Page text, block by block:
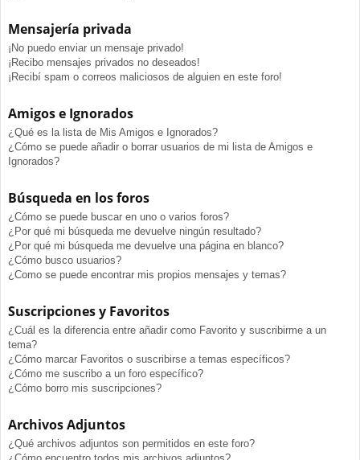
Mensajería privada
¡No puedo enviar un mensaje privado!
¡Recibo mensajes privados no deseados!
¡Recibí spam o correos maliciosos de alguien en este foro!
Amigos e Ignorados
¿Qué es la lista de Mis Amigos e Ignorados?
¿Cómo se puede añadir o borrar usuarios de mi lista de Amigos e
Ignorados?
Búsqueda en los foros
¿Cómo se puede buscar en uno o varios foros?
¿Por qué mi búsqueda me devuelve ningún resultado?
¿Por qué mi búsqueda me devuelve una página en blanco?
¿Cómo busco usuarios?
¿Como se puede encontrar mis propios mensajes y temas?
Suscripciones y Favoritos
¿Cuál es la diferencia entre añadir como Favorito y suscribirme a un
tema?
¿Cómo marcar Favoritos o suscribirse a temas específicos?
¿Cómo me suscribo a un foro específico?
¿Cómo borro mis suscripciones?
Archivos Adjuntos
¿Qué archivos adjuntos son permitidos en este foro?